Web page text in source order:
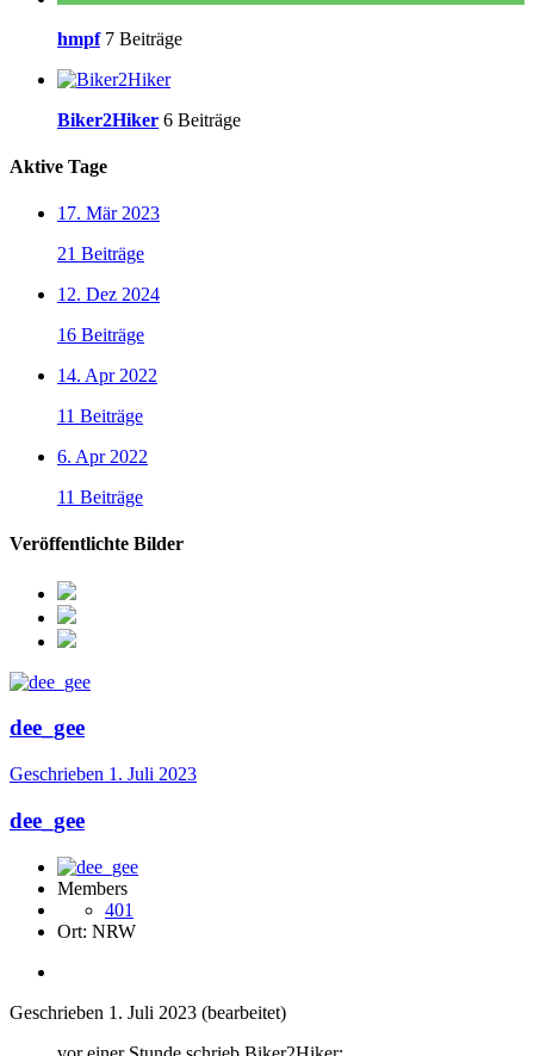
hmpf 7 Beiträge
Biker2Hiker 6 Beiträge
Aktive Tage
17. Mär 2023
21 Beiträge
12. Dez 2024
16 Beiträge
14. Apr 2022
11 Beiträge
6. Apr 2022
11 Beiträge
Veröffentlichte Bilder
dee_gee
Geschrieben 1. Juli 2023
dee_gee
Members
401
Ort: NRW
Geschrieben 1. Juli 2023 (bearbeitet)